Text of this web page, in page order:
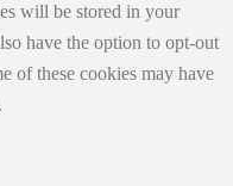
will be stored in your
have the option to opt-out
of these cookies may have